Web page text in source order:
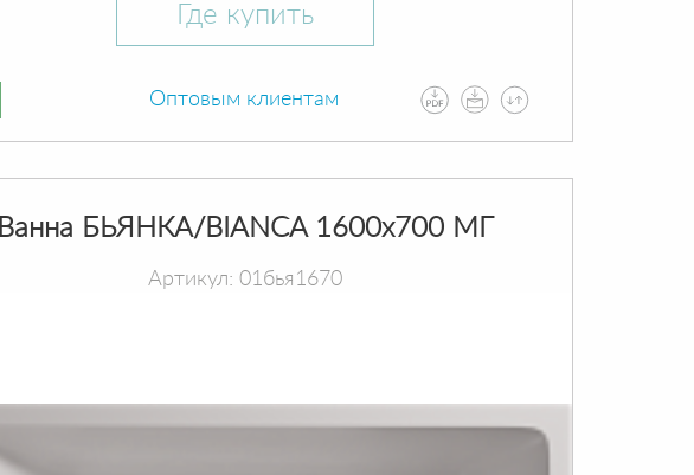
Где купить
Оптовым клиентам
Ванна БЬЯНКА/BIANCA 1600х700 МГ
Артикул: 01бья1670